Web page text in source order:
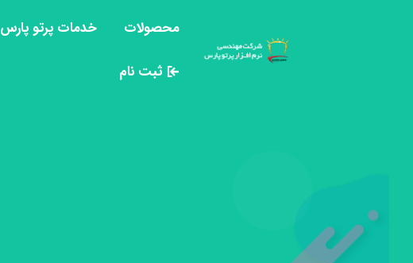
محصولات خدمات پرتو پارس
ثبت نام